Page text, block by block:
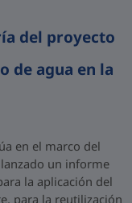
del proyecto
de agua en la
en el marco del
lanzado un informe
la aplicación del
para la reutilización